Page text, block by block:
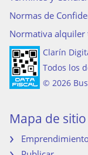
Normas de
Normativa
Clarín
Todos los
© 2026
Mapa de sitio